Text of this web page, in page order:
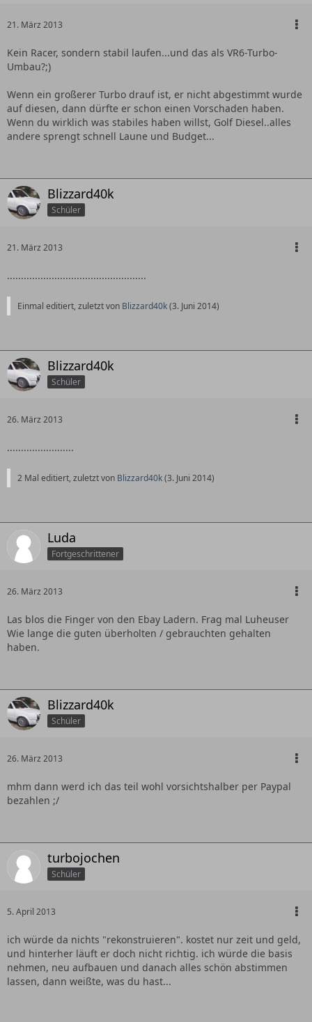
21. März 2013
Kein Racer, sondern stabil laufen...und das als VR6-Turbo-
Umbau?;)
Wenn ein großerer Turbo drauf ist, er nicht abgestimmt wurde
auf diesen, dann dürfte er schon einen Vorschaden haben.
Wenn du wirklich was stabiles haben willst, Golf Diesel..alles
andere sprengt schnell Laune und Budget...
Blizzard40k
Schüler
21. März 2013
..................................................
Einmal editiert, zuletzt von Blizzard40k(3. Juni 2014)
Blizzard40k
Schüler
26. März 2013
........................
2 Mal editiert, zuletzt von Blizzard40k(3. Juni 2014)
Luda
Fortgeschrittener
26. März 2013
Las blos die Finger von den Ebay Ladern. Frag mal Luheuser
Wie lange die guten überholten / gebrauchten gehalten
haben.
Blizzard40k
Schüler
26. März 2013
mhm dann werd ich das teil wohl vorsichtshalber per Paypal
bezahlen ;/
turbojochen
Schüler
5. April 2013
ich würde da nichts "rekonstruieren". kostet nur zeit und geld,
und hinterher läuft er doch nicht richtig. ich würde die basis
nehmen, neu aufbauen und danach alles schön abstimmen
lassen, dann weißte, was du hast...